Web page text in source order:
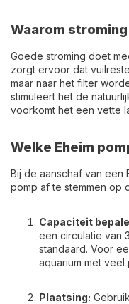
Waarom
Goede stroming doet
zorgt ervoor dat
maar naar het filter
stimuleert het de
voorkomt het een vette
Welke Eheim
Bij de aanschaf van een
pomp af te stemmen op
Capaciteit
een circulatie van
standaard. Voor
aquarium met
Plaatsing: